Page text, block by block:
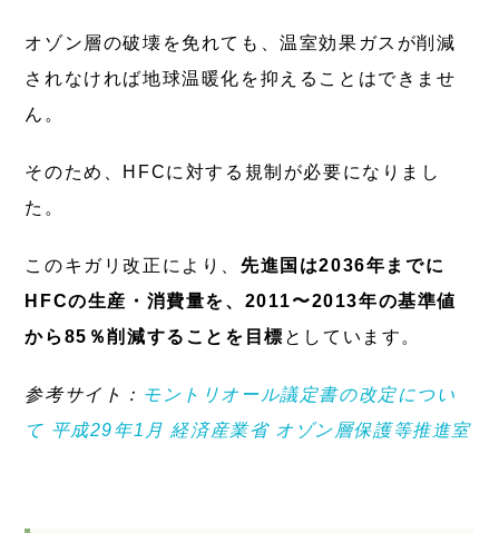
オゾン層の破壊を免れても、温室効果ガスが削減
されなければ地球温暖化を抑えることはできませ
ん。
そのため、HFCに対する規制が必要になりまし
た。
このキガリ改正により、先進国は2036年までに
HFCの生産・消費量を、2011〜2013年の基準値
から85％削減することを目標 としています。
参考サイト： モントリオール議定書の改定につい
て 平成29年1月 経済産業省 オゾン層保護等推進室